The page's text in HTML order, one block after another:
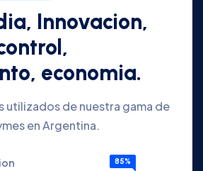
Innovacion,
economia.
utilizados de nuestra gama de
en Argentina.
85%